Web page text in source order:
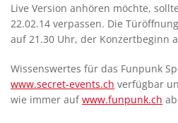
Live Version anhören möchte,
22.02.14 verpassen. Die
auf 21.30 Uhr, der Konzertbeginn
Wissenswertes für das Funpunk
www.secret-events.ch verfügbar
wie immer aufwww.funpunk.ch